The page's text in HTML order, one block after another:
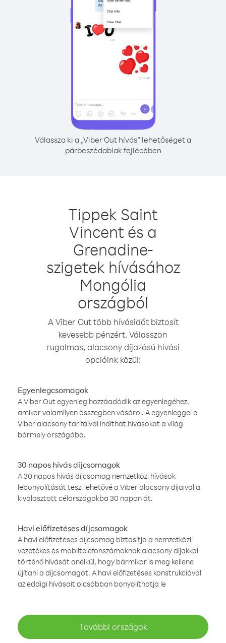
Válassza ki a „Viber Out hívás” lehetőséget a
párbeszédablak fejlécében
Tippek Saint
Vincent és a
Grenadine-
szigetek hívásához
Mongólia
országból
A Viber Out több hívásidőt biztosít
kevesebb pénzért. Válasszon
rugalmas, alacsony díjazású hívási
opcióink közül:
Egyenlegcsomagok
A Viber Out egyenleg hozzáadódik az egyenlegéhez,
amikor valamilyen összegben vásárol. A egyenleggel a
Viber alacsony tarifáival indíthat hívásokat a világ
bármely országába.
30 napos hívás díjcsomagok
A 30 napos hívás díjcsomag nemzetközi hívások
lebonyolítását teszi lehetővé a Viber alacsony díjaival a
kiválasztott célországokba 30 napon át.
Havi előfizetéses díjcsomagok
A havi előfizetéses díjcsomag biztosítja a nemzetközi
vezetékes és mobiltelefonszámoknak alacsony díjakkal
történő hívását anélkül, hogy bármikor is meg kellene
újítani a díjcsomagot. A havi előfizetéses konstrukcióval
az eddigi hívásait olcsóbban bonyolíthatja le
További országok